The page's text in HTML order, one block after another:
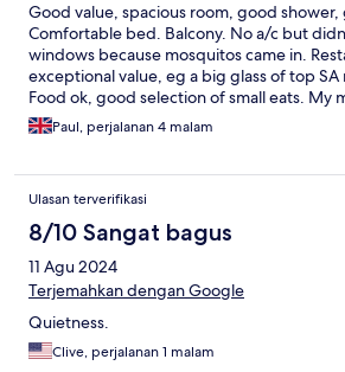
Good value, spacious room, good
Comfortable bed. Balcony. No a/c but
windows because mosquitos came in.
exceptional value, eg a big glass of top
Food ok, good selection of small eats. My
for four days was only £30. Staff very
check-out there was no record that I had
receipt by email, then it was ok. So, make
record of your payment!
Paul, perjalanan 4 malam
Ulasan terverifikasi
8/10 Sangat bagus
11 Agu 2024
Terjemahkan dengan Google
Quietness.
Clive, perjalanan 1 malam